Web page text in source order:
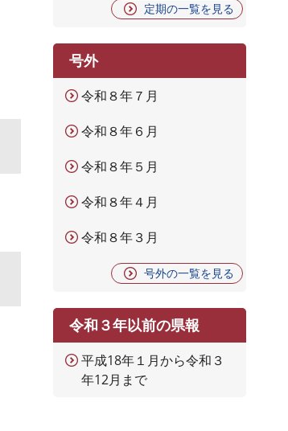
定期の一覧を見る
号外
令和８年７月
令和８年６月
令和８年５月
令和８年４月
令和８年３月
号外の一覧を見る
令和３年以前の県報
平成18年１月から令和３
年12月まで